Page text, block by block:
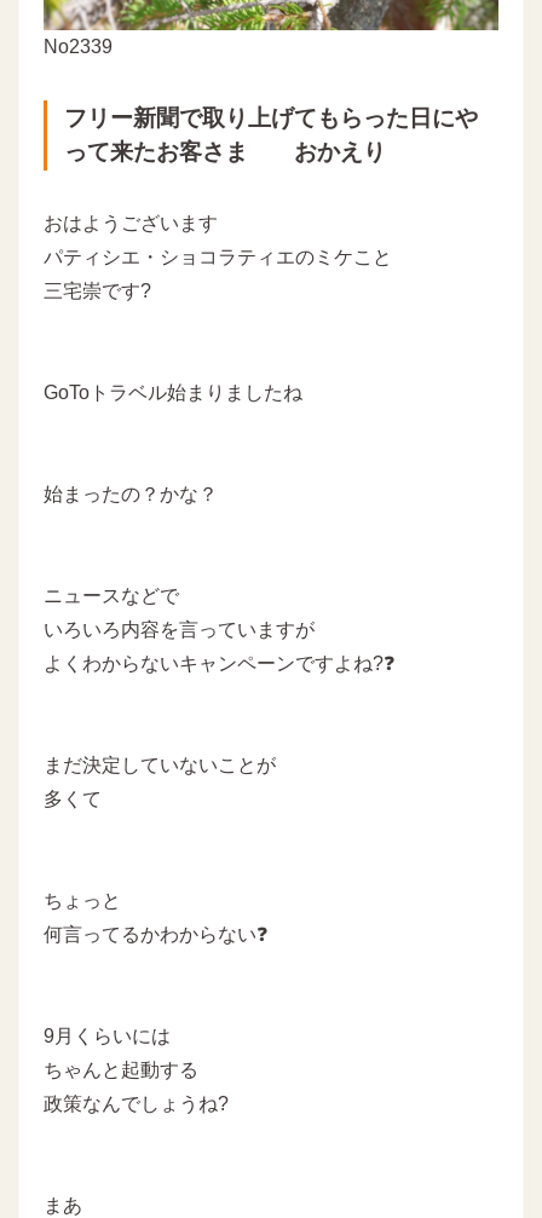
No2339
フリー新聞で取り上げてもらった日にや
って来たお客さま おかえり
おはようございます
パティシエ・ショコラティエのミケこと
三宅崇です?
GoToトラベル始まりましたね
始まったの？かな？
ニュースなどで
いろいろ内容を言っていますが
よくわからないキャンペーンですよね?❓
まだ決定していないことが
多くて
ちょっと
何言ってるかわからない❓
9月くらいには
ちゃんと起動する
政策なんでしょうね?
まあ